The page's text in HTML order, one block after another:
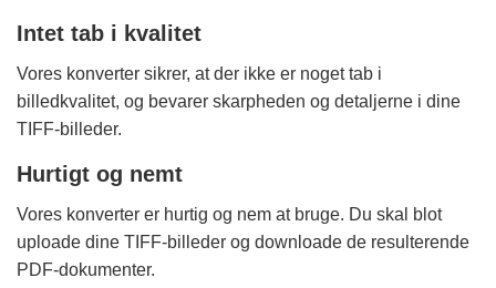
Intet tab i kvalitet
Vores konverter sikrer, at der ikke er noget tab i
billedkvalitet, og bevarer skarpheden og detaljerne i dine
TIFF-billeder.
Hurtigt og nemt
Vores konverter er hurtig og nem at bruge. Du skal blot
uploade dine TIFF-billeder og downloade de resulterende
PDF-dokumenter.